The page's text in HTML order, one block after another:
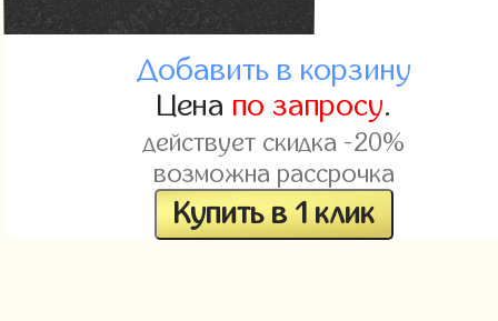
Добавить в корзину
Цена по запросу.
действует скидка -20%
возможна рассрочка
Купить в 1 клик